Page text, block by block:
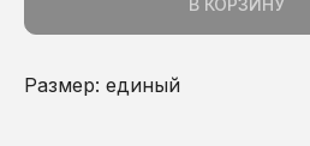
В КОРЗИНУ
Размер: единый